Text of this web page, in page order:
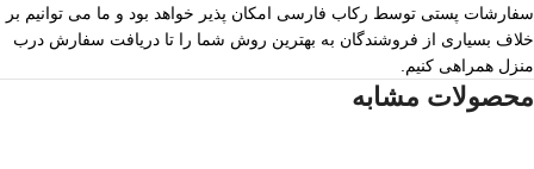
سفارشات پستی توسط رکاب فارسی امکان پذیر خواهد بود و ما می توانیم بر
خلاف بسیاری از فروشندگان به بهترین روش شما را تا دریافت سفارش درب
منزل همراهی کنیم.
محصولات مشابه